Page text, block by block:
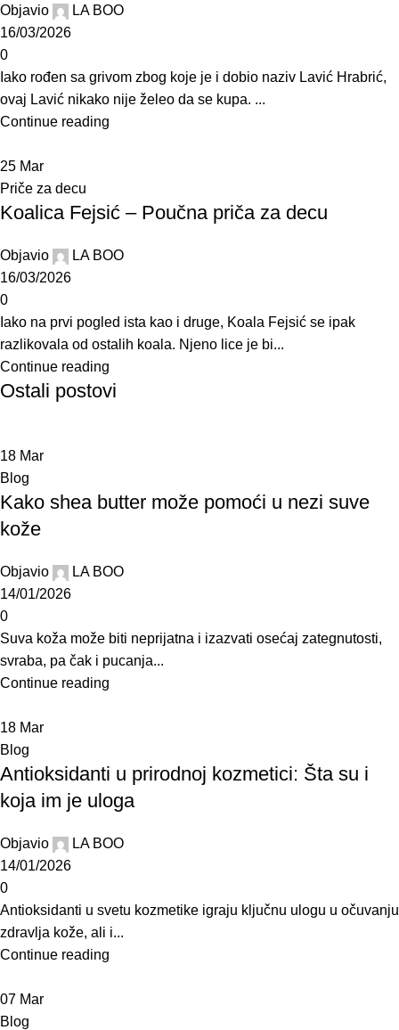
Objavio
LA BOO
16/03/2026
0
Iako rođen sa grivom zbog koje je i dobio naziv Lavić Hrabrić,
ovaj Lavić nikako nije želeo da se kupa. ...
Continue reading
25 Mar
Priče za decu
Koalica Fejsić – Poučna priča za decu
Objavio
LA BOO
16/03/2026
0
Iako na prvi pogled ista kao i druge, Koala Fejsić se ipak
razlikovala od ostalih koala. Njeno lice je bi...
Continue reading
Ostali postovi
18 Mar
Blog
Kako shea butter može pomoći u nezi suve
kože
Objavio
LA BOO
14/01/2026
0
Suva koža može biti neprijatna i izazvati osećaj zategnutosti,
svraba, pa čak i pucanja...
Continue reading
18 Mar
Blog
Antioksidanti u prirodnoj kozmetici: Šta su i
koja im je uloga
Objavio
LA BOO
14/01/2026
0
Antioksidanti u svetu kozmetike igraju ključnu ulogu u očuvanju
zdravlja kože, ali i...
Continue reading
07 Mar
Blog